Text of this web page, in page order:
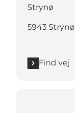
Strynø
5943 Strynø
Find vej